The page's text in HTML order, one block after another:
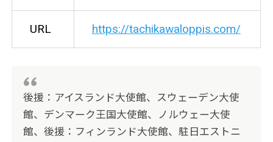
URL https://tachikawaloppis.com/
後援：アイスランド大使館、スウェーデン大使
館、デンマーク王国大使館、ノルウェー大使
館、後援：フィンランド大使館、駐日エストニ